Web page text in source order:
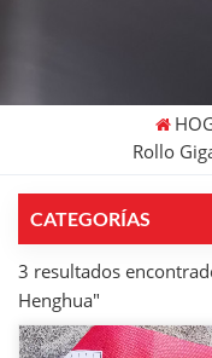
Rollo
CATEGORÍAS
3 resultados
Henghua"